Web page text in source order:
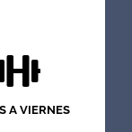
A VIERNES